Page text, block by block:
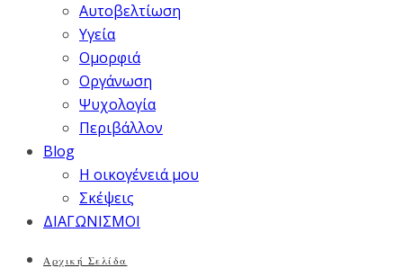
Αυτοβελτίωση
Υγεία
Ομορφιά
Οργάνωση
Ψυχολογία
Περιβάλλον
Blog
Η οικογένειά μου
Σκέψεις
ΔΙΑΓΩΝΙΣΜΟΙ
Αρχική Σελίδα